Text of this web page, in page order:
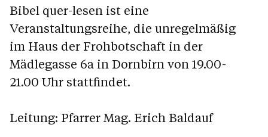
Bibel quer-lesen ist eine
Veranstaltungsreihe, die unregelmäßig
im Haus der Frohbotschaft in der
Mädlegasse 6a in Dornbirn von 19.00-
21.00 Uhr stattfindet.
Leitung: Pfarrer Mag. Erich Baldauf